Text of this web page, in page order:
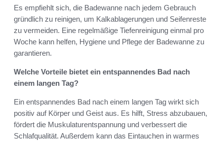
Es empfiehlt sich, die Badewanne nach jedem Gebrauch
gründlich zu reinigen, um Kalkablagerungen und Seifenreste
zu vermeiden. Eine regelmäßige Tiefenreinigung einmal pro
Woche kann helfen, Hygiene und Pflege der Badewanne zu
garantieren.
Welche Vorteile bietet ein entspannendes Bad nach
einem langen Tag?
Ein entspannendes Bad nach einem langen Tag wirkt sich
positiv auf Körper und Geist aus. Es hilft, Stress abzubauen,
fördert die Muskulaturentspannung und verbessert die
Schlafqualität. Außerdem kann das Eintauchen in warmes